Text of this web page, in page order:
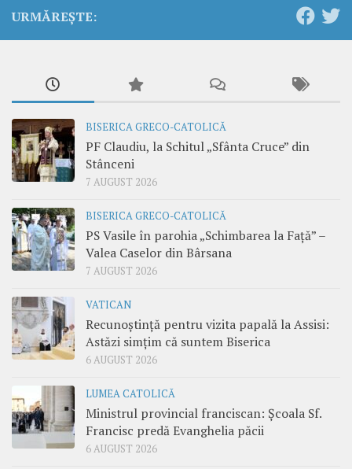
URMĂREȘTE:
BISERICA GRECO-CATOLICĂ
PF Claudiu, la Schitul „Sfânta Cruce” din
Stânceni
7 AUGUST 2026
BISERICA GRECO-CATOLICĂ
PS Vasile în parohia „Schimbarea la Față” –
Valea Caselor din Bârsana
7 AUGUST 2026
VATICAN
Recunoștință pentru vizita papală la Assisi:
Astăzi simțim că suntem Biserica
6 AUGUST 2026
LUMEA CATOLICĂ
Ministrul provincial franciscan: Școala Sf.
Francisc predă Evanghelia păcii
6 AUGUST 2026